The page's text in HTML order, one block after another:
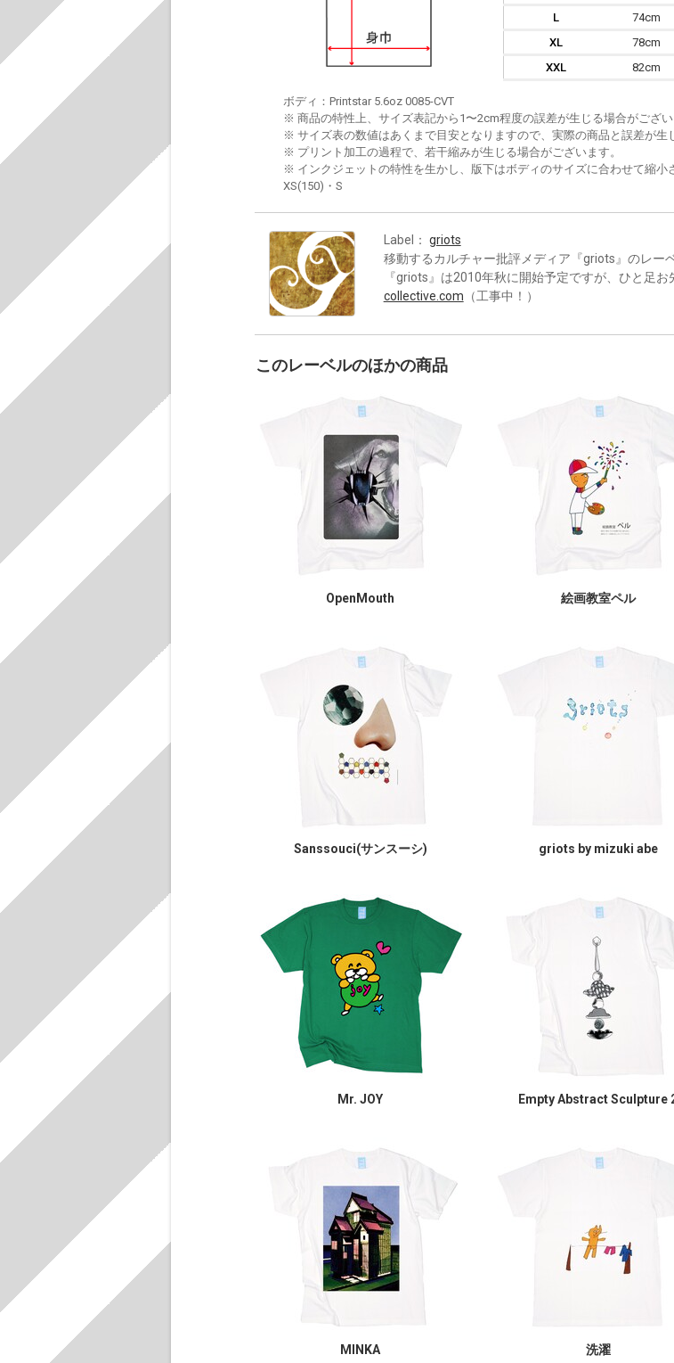
L
74cm
XL
78cm
XXL
82cm
ボディ：Printstar 5.6oz 0085-CVT
※ 商品の特性上、サイズ表記から1〜2cm程度の誤差が生じる場合がござい
※ サイズ表の数値はあくまで目安となりますので、実際の商品と誤差が生
※ プリント加工の過程で、若干縮みが生じる場合がございます。
※ インクジェットの特性を生かし、版下はボディのサイズに合わせて縮小
XS(150)・S
Label： griots
移動するカルチャー批評メディア『griots』のレー
『griots』は2010年秋に開始予定ですが、ひと足お
collective.com （工事中！）
このレーベルのほかの商品
OpenMouth 絵画教室ペル
Sanssouci(サンスーシ) griots by mizuki abe
Mr. JOY Empty Abstract Sculpture
MINKA 洗濯